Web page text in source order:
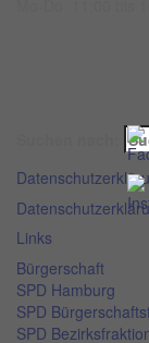
Links
Bürgerschaft
SPD Hamburg
SPD
SPD